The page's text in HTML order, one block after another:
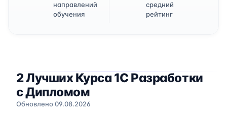
направлений
обучения
средний
рейтинг
2 Лучших Курса 1C Разработки
с Дипломом
Обновлено 09.08.2026